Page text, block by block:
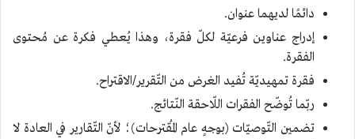
دائمًا لديهما عنوان.
إدراج عناوين فرعيّة لكلّ فقرة، وهذا يُعطي فكرة عن مُحتوى
الفقرة.
فقرة تمهيديّة تُفيد الغرض من التّقرير/الاقتراح.
ربّما تُوضّح الفقرات اللّاحقة النّتائج.
تضمين التّوصيّات (بوجهٍ عام المُقترحات)؛ لأنّ التّقارير في العادة لا